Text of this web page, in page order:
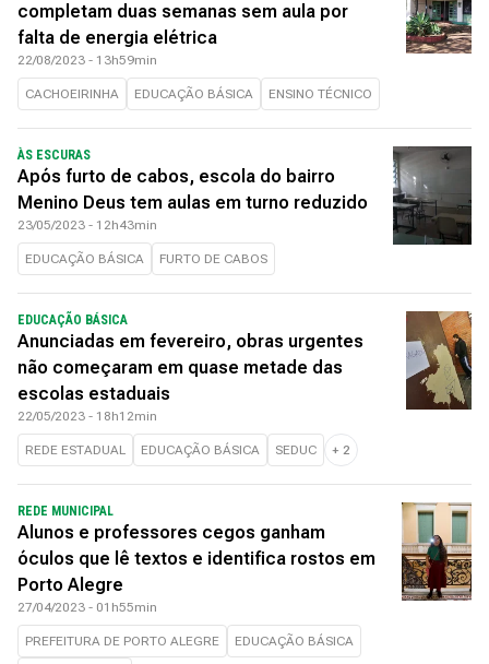
completam duas semanas sem aula por
falta de energia elétrica
22/08/2023 - 13h59min
CACHOEIRINHA EDUCAÇÃO BÁSICA ENSINO TÉCNICO
ÀS ESCURAS
Após furto de cabos, escola do bairro
Menino Deus tem aulas em turno reduzido
23/05/2023 - 12h43min
EDUCAÇÃO BÁSICA FURTO DE CABOS
EDUCAÇÃO BÁSICA
Anunciadas em fevereiro, obras urgentes
não começaram em quase metade das
escolas estaduais
22/05/2023 - 18h12min
REDE ESTADUAL EDUCAÇÃO BÁSICA SEDUC + 2
REDE MUNICIPAL
Alunos e professores cegos ganham
óculos que lê textos e identifica rostos em
Porto Alegre
27/04/2023 - 01h55min
PREFEITURA DE PORTO ALEGRE EDUCAÇÃO BÁSICA